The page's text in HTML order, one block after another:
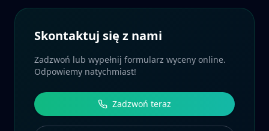
Skontaktuj się z nami
Zadzwoń lub wypełnij formularz wyceny online.
Odpowiemy natychmiast!
Zadzwoń teraz